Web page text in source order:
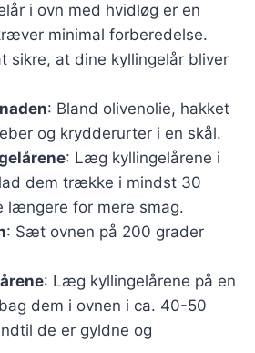
i ovn med hvidløg er en
minimal forberedelse.
sikre, at dine kyllingelår bliver
: Bland olivenolie, hakket
og krydderurter i en skål.
: Læg kyllingelårene i
dem trække i mindst 30
længere for mere smag.
: Sæt ovnen på 200 grader
: Læg kyllingelårene på en
dem i ovnen i ca. 40-50
de er gyldne og